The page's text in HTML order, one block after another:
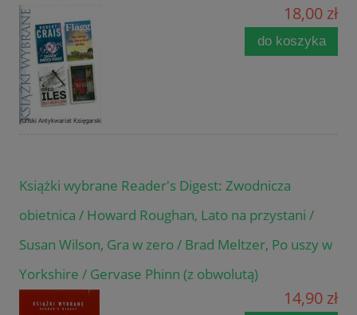
18,00 zł
do koszyka
Książki wybrane Reader's Digest: Zwodnicza
obietnica / Howard Roughan, Lato na przystani /
Susan Wilson, Gra w zero / Brad Meltzer, Po uszy w
Yorkshire / Gervase Phinn (z obwolutą)
14,90 zł